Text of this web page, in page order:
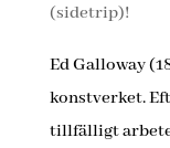
Ed Galloway
konstverket.
tillfälligt